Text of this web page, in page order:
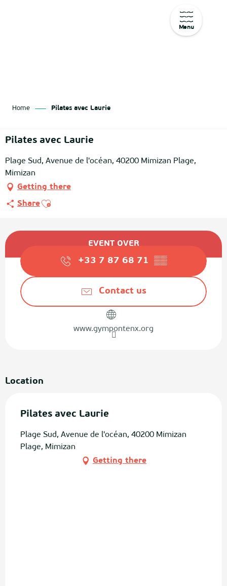
Menu
Home Pilates avec Laurie
Pilates avec Laurie
Plage Sud, Avenue de l'océan, 40200 Mimizan Plage,
Mimizan
Getting there
ShareAjouter aux favoris
Opening hours & contact details
EVENT OVER
+33 7 87 68 71 ▒▒
Contact us
www.gympontenx.org
Location
Pilates avec Laurie
Plage Sud, Avenue de l'océan, 40200 Mimizan
Plage, Mimizan
Getting there